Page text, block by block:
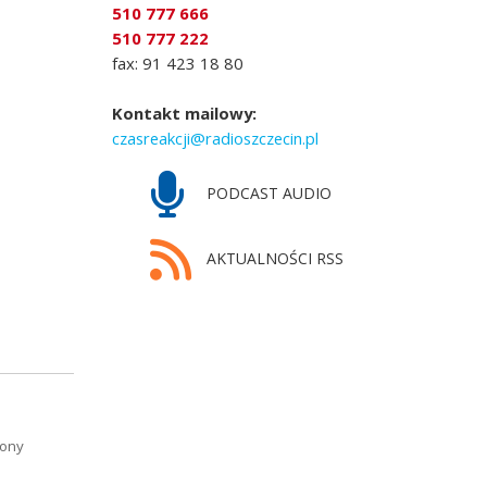
510 777 666
510 777 222
fax: 91 423 18 80
Kontakt mailowy:
czasreakcji@radioszczecin.pl
PODCAST AUDIO
AKTUALNOŚCI RSS